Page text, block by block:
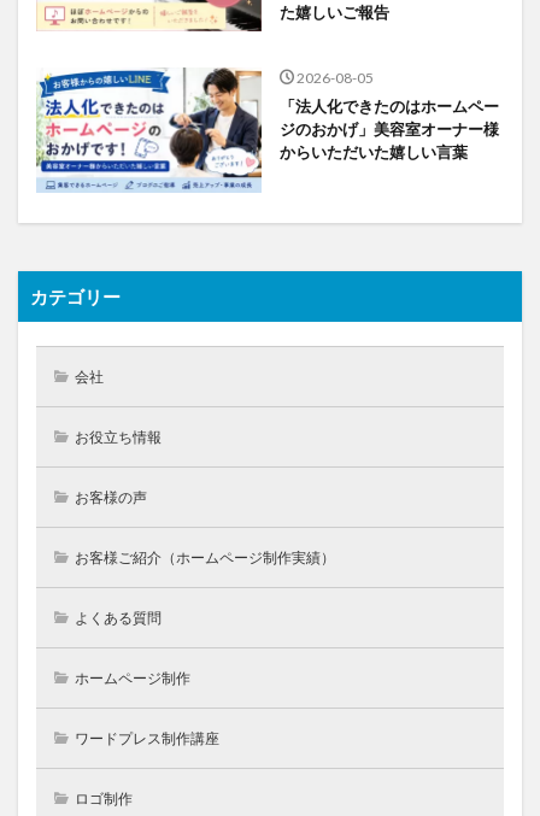
た嬉しいご報告
2026-08-05
「法人化できたのはホームペー
ジのおかげ」美容室オーナー様
からいただいた嬉しい言葉
カテゴリー
会社
お役立ち情報
お客様の声
お客様ご紹介（ホームページ制作実績）
よくある質問
ホームページ制作
ワードプレス制作講座
ロゴ制作